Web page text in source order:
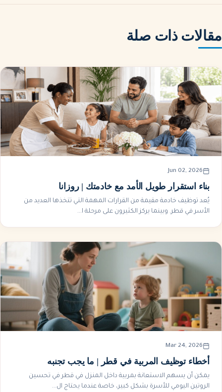
مقالات ذات صلة
Jun 02, 2026
بناء استقرار طويل الأمد مع خادمتك | روزانا
يُعد توظيف خادمة مقيمة من القرارات المهمة التي تتخذها العديد من
الأسر في قطر. وبينما يركز الكثيرون على مرحلة ا...
Mar 24, 2026
أخطاء توظيف المربية في قطر | ما يجب تجنبه
يمكن أن يسهم الاستعانة بمربية داخل المنزل في قطر في تحسين
الروتين اليومي للأسرة بشكل كبير، خاصة عندما يحتاج ال...